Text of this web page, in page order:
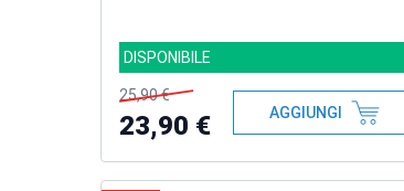
DISPONIBILE
25,90 €
23,90 € AGGIUNGI